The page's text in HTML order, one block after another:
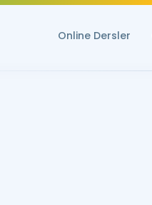
Online Dersler